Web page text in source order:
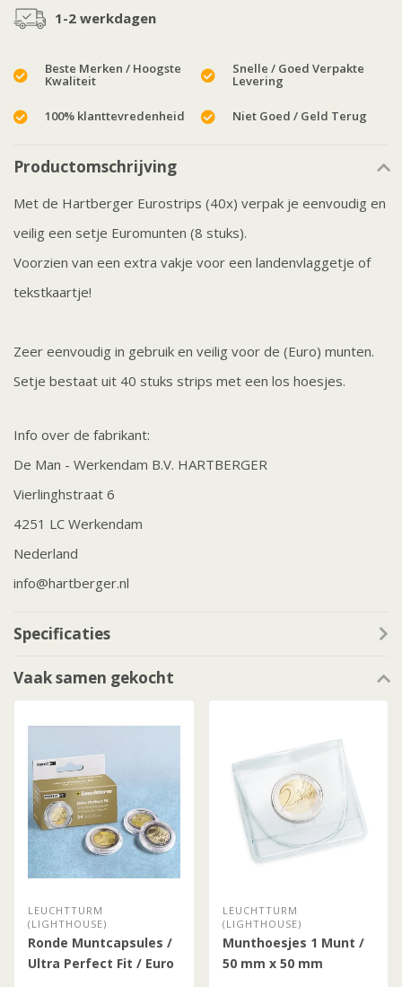
1-2 werkdagen
Beste Merken / Hoogste
Kwaliteit
Snelle / Goed Verpakte
Levering
100% klanttevredenheid Niet Goed / Geld Terug
Productomschrijving
Met de Hartberger Eurostrips (40x) verpak je eenvoudig en
veilig een setje Euromunten (8 stuks).
Voorzien van een extra vakje voor een landenvlaggetje of
tekstkaartje!
Zeer eenvoudig in gebruik en veilig voor de (Euro) munten.
Setje bestaat uit 40 stuks strips met een los hoesjes.
Info over de fabrikant:
De Man - Werkendam B.V. HARTBERGER
Vierlinghstraat 6
4251 LC Werkendam
Nederland
info@hartberger.nl
Specificaties
Vaak samen gekocht
LEUCHTTURM
(LIGHTHOUSE)
Ronde Muntcapsules /
Ultra Perfect Fit / Euro
LEUCHTTURM
(LIGHTHOUSE)
Munthoesjes 1 Munt /
50 mm x 50 mm